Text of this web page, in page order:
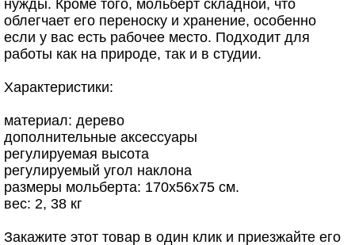
нужды. Кроме того, мольберт складной, что
облегчает его переноску и хранение, особенно
если у вас есть рабочее место. Подходит для
работы как на природе, так и в студии.
Характеристики:
материал: дерево
дополнительные аксессуары
регулируемая высота
регулируемый угол наклона
размеры мольберта: 170x56x75 см.
вес: 2, 38 кг
Закажите этот товар в один клик и приезжайте его